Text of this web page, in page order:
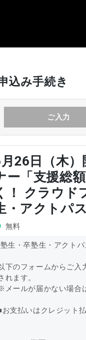
込み手続き
ご入力
26日（木
ー「支援総
！ クラウド
・アクトパ
無料
生・卒塾生・アクト
下のフォームからご
れます。
メールが届かない場合
お支払いはクレジット